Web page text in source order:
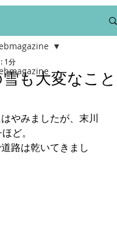
も大変なこと
1分
やみましたが、末川
ど。
路は乾いてきまし